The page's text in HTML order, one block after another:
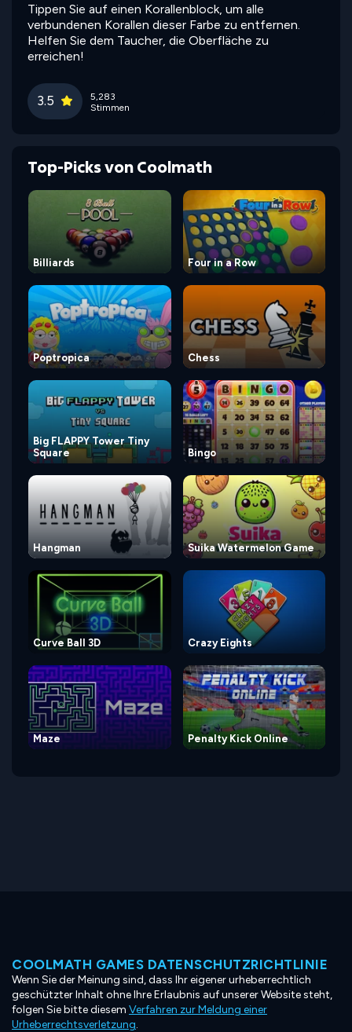
Tippen Sie auf einen Korallenblock, um alle
verbundenen Korallen dieser Farbe zu entfernen.
Helfen Sie dem Taucher, die Oberfläche zu
erreichen!
3.5
5,283
Stimmen
Top-Picks von Coolmath
Billiards Four in a Row
Poptropica Chess
Big FLAPPY Tower Tiny
Square
Bingo
Hangman Suika Watermelon Game
Curve Ball 3D Crazy Eights
Maze Penalty Kick Online
COOLMATH GAMES DATENSCHUTZRICHTLINIE
Wenn Sie der Meinung sind, dass Ihr eigener urheberrechtlich
geschützter Inhalt ohne Ihre Erlaubnis auf unserer Website steht,
folgen Sie bitte diesem Verfahren zur Meldung einer
Urheberrechtsverletzung.